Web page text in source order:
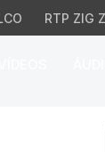
RTP ZIG